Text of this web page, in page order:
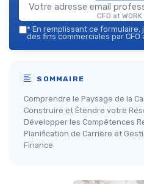
CFO at
* En remplissant ce formulaire,
des fins commerciales par CFO
SOMMAIRE
Comprendre le Paysage de la
Construire et Étendre votre
Développer les Compétences
Planification de Carrière et
Finance